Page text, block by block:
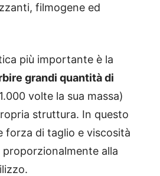
filmogene ed
più importante è la
grandi quantità di
volte la sua massa)
struttura. In questo
forza di taglio e viscosità
alla